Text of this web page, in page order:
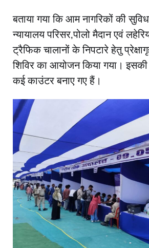
बताया गया कि आम नागरिकों की
न्यायालय परिसर,पोलो मैदान एवं
ट्रैफिक चालानों के निपटारे हेतु
शिविर का आयोजन किया गया।
कई काउंटर बनाए गए हैं।